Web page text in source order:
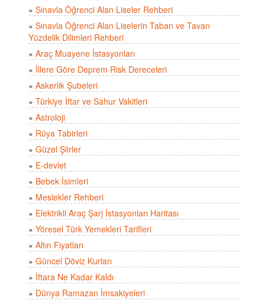
» Sınavla Öğrenci Alan Liseler Rehberi
» Sınavla Öğrenci Alan Liselerin Taban ve Tavan
Yüzdelik Dilimleri Rehberi
» Araç Muayene İstasyonları
» İllere Göre Deprem Risk Dereceleri
» Askerlik Şubeleri
» Türkiye İftar ve Sahur Vakitleri
» Astroloji
» Rüya Tabirleri
» Güzel Şiirler
» E-devlet
» Bebek İsimleri
» Meslekler Rehberi
» Elektrikli Araç Şarj İstasyonları Haritası
» Yöresel Türk Yemekleri Tarifleri
» Altın Fiyatları
» Güncel Döviz Kurları
» İftara Ne Kadar Kaldı
» Dünya Ramazan İmsakiyeleri